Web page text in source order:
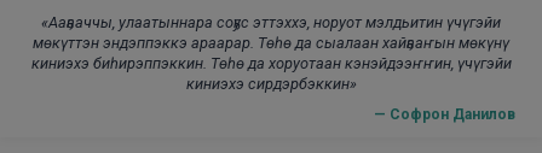
«Ааҕааччы, улаатыннара соҕус эттэххэ, норуот мэлдьитин үчүгэйи
мөкүттэн эндэппэккэ араарар. Төһө да сыалаан хайҕааҥын мөкүнү
киниэхэ биһирэппэккин. Төһө да хоруотаан кэнэйдээҥҥин, үчүгэйи
киниэхэ сирдэрбэккин»
— Софрон Данилов
Skip to main content